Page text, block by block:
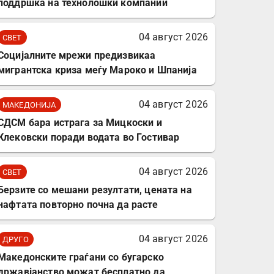
на технолошки компании
СВЕТ
04 август 2026
мрежи предизвикаа
криза меѓу Мароко и Шпанија
МАКЕДОНИЈА
04 август 2026
бара истрага за Мицкоски и
поради водата во Гостивар
СВЕТ
04 август 2026
со мешани резултати, цената на
повторно почна да расте
ДРУГО
04 август 2026
граѓани со бугарско